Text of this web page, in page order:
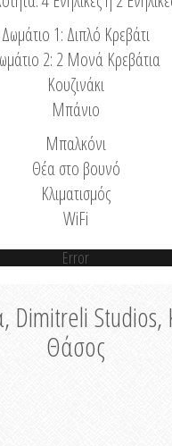
Δωμάτιο 1: Διπλό Κρεβάτι
2: 2 Μονά Κρεβάτια
Κουζινάκι
Μπάνιο
Μπαλκόνι
Θέα στο βουνό
Κλιματισμός
WiFi
Error
Dimitreli Studios,
Θάσος